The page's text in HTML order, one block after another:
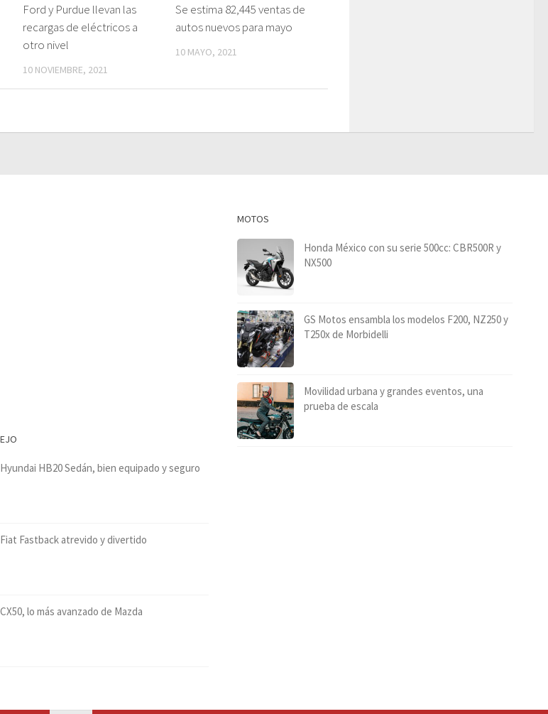
Ford y Purdue llevan las
recargas de eléctricos a
otro nivel
10 NOVIEMBRE, 2021
Se estima 82,445 ventas de
autos nuevos para mayo
10 MAYO, 2021
Hyundai HB20 Sedán, bien equipado y seguro
Fiat Fastback atrevido y divertido
CX50, lo más avanzado de Mazda
MOTOS
Honda México con su serie 500cc: CBR500R y
NX500
GS Motos ensambla los modelos F200, NZ250 y
T250x de Morbidelli
Movilidad urbana y grandes eventos, una
prueba de escala